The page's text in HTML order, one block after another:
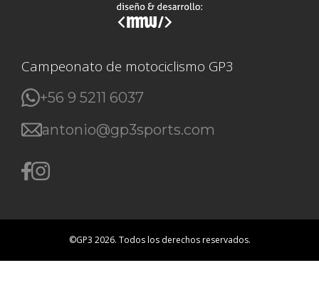
Campeonato de motociclismo GP3
+56 9 5211 6037
antonio@gp3sports.com
©GP3 2026. Todos los derechos reservados.